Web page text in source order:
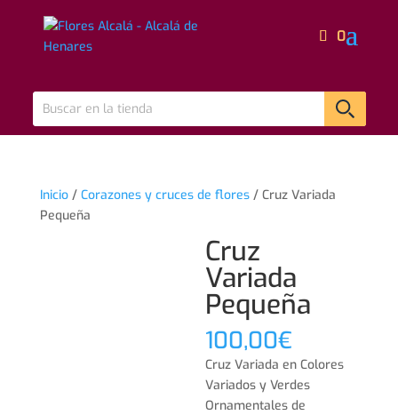
0
Inicio/ Corazones y cruces de flores/ Cruz Variada
Pequeña
Cruz
Variada
Pequeña
100,00€
Cruz Variada en Colores
Variados y Verdes
Ornamentales de